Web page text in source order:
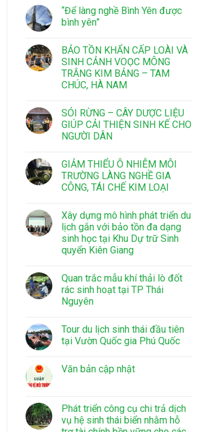
“Để làng nghề Bình Yên được
bình yên”
BẢO TỒN KHẨN CẤP LOÀI VÀ
SINH CẢNH VOỌC MÔNG
TRẮNG KIM BẢNG – TAM
CHÚC, HÀ NAM
SÓI RỪNG – CÂY DƯỢC LIỆU
GIÚP CẢI THIỆN SINH KẾ CHO
NGƯỜI DÂN
GIẢM THIỂU Ô NHIỄM MÔI
TRƯỜNG LÀNG NGHỀ GIA
CÔNG, TÁI CHẾ KIM LOẠI
Xây dựng mô hình phát triển du
lịch gắn với bảo tồn đa dạng
sinh học tại Khu Dự trữ Sinh
quyển Kiên Giang
Quan trắc mẫu khí thải lò đốt
rác sinh hoạt tại TP Thái
Nguyên
Tour du lịch sinh thái đầu tiên
tại Vườn Quốc gia Phú Quốc
Văn bản cập nhật
Phát triển công cụ chi trả dịch
vụ hệ sinh thái biển nhằm hỗ